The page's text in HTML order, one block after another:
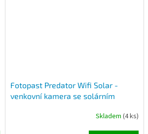
Fotopast Predator Wifi Solar -
venkovní kamera se solárním
záznamem obrazu s detekcí
Skladem (4 ks)